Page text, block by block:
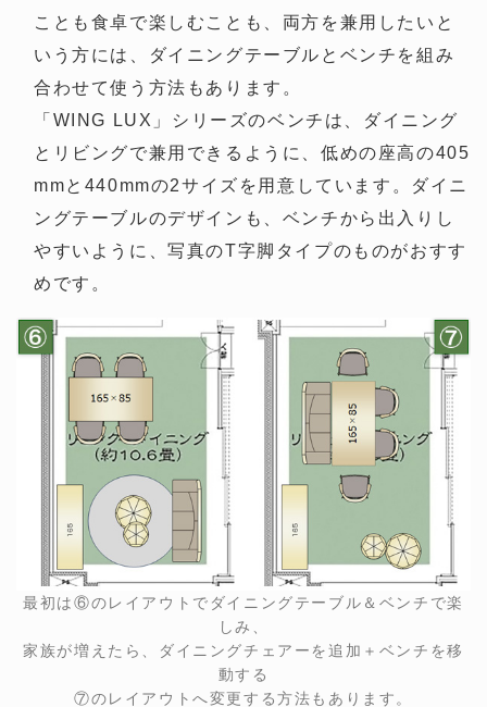
ことも食卓で楽しむことも、両方を兼用したいと
いう方には、ダイニングテーブルとベンチを組み
合わせて使う方法もあります。
「WING LUX」シリーズのベンチは、ダイニング
とリビングで兼用できるように、低めの座高の405
mmと440mmの2サイズを用意しています。ダイニ
ングテーブルのデザインも、ベンチから出入りし
やすいように、写真のT字脚タイプのものがおすす
めです。
最初は⑥のレイアウトでダイニングテーブル＆ベンチで楽
しみ、
家族が増えたら、ダイニングチェアーを追加＋ベンチを移
動する
⑦のレイアウトへ変更する方法もあります。